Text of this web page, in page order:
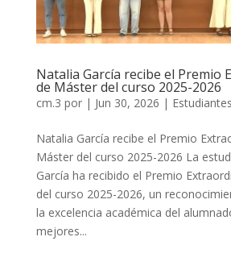
Natalia García recibe el Premio
de Máster del curso 2025-2026
cm.3 por | Jun 30, 2026 | Estudiantes
Natalia García recibe el Premio
Máster del curso 2025-2026 La
García ha recibido el Premio
del curso 2025-2026, un
la excelencia académica del
mejores...